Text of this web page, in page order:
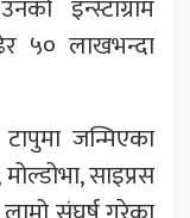
इन्स्टाग्राम
५० लाखभन्दा
जन्मिएका
साइप्रस